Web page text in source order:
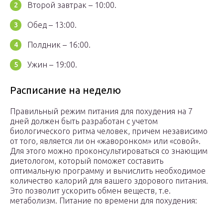
Второй завтрак – 10:00.
Обед – 13:00.
Полдник – 16:00.
Ужин – 19:00.
Расписание на неделю
Правильный режим питания для похудения на 7
дней должен быть разработан с учетом
биологического ритма человек, причем независимо
от того, является ли он «жаворонком» или «совой».
Для этого можно проконсультироваться со знающим
диетологом, который поможет составить
оптимальную программу и вычислить необходимое
количество калорий для вашего здорового питания.
Это позволит ускорить обмен веществ, т.е.
метаболизм. Питание по времени для похудения: